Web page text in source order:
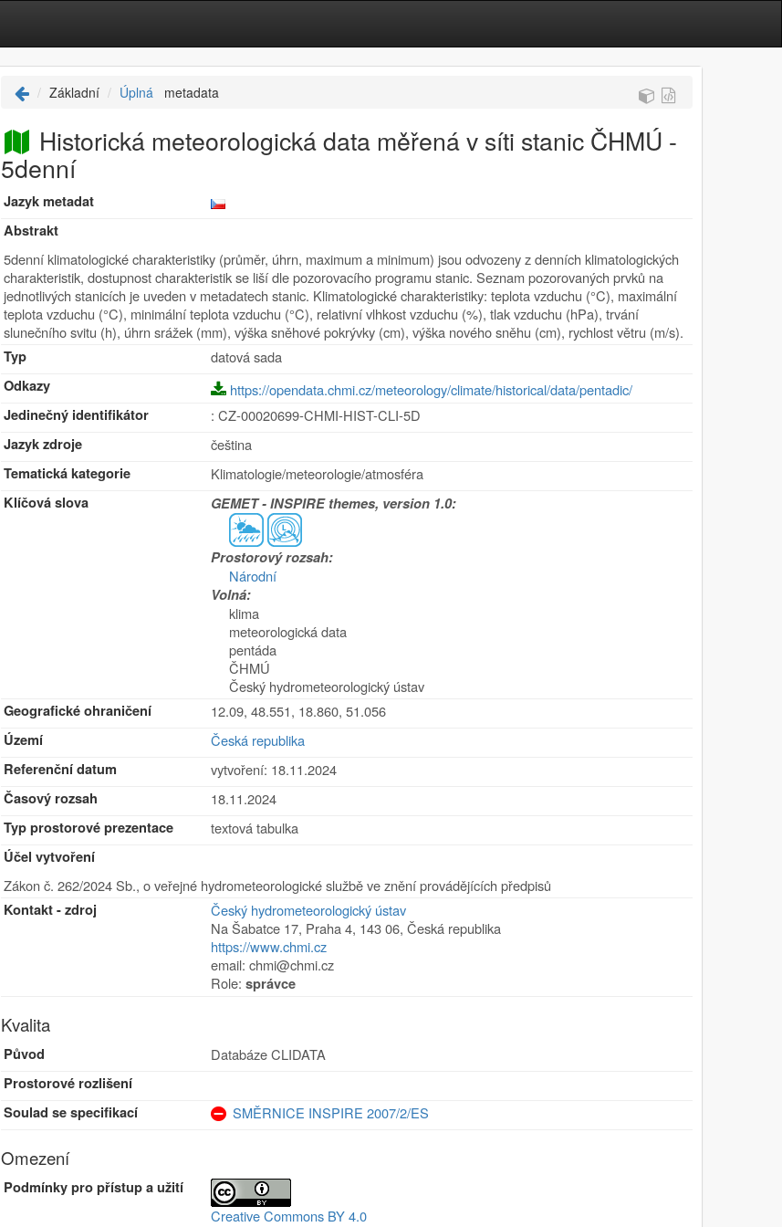
Základní Úplná metadata
Historická meteorologická data měřená v síti stanic ČHMÚ -
5denní
Jazyk metadat
Abstrakt
5denní klimatologické charakteristiky (průměr, úhrn, maximum a minimum) jsou odvozeny z denních klimatologických
charakteristik, dostupnost charakteristik se liší dle pozorovacího programu stanic. Seznam pozorovaných prvků na
jednotlivých stanicích je uveden v metadatech stanic. Klimatologické charakteristiky: teplota vzduchu (°C), maximální
teplota vzduchu (°C), minimální teplota vzduchu (°C), relativní vlhkost vzduchu (%), tlak vzduchu (hPa), trvání
slunečního svitu (h), úhrn srážek (mm), výška sněhové pokrývky (cm), výška nového sněhu (cm), rychlost větru (m/s).
Typ
datová sada
Odkazy
https://opendata.chmi.cz/meteorology/climate/historical/data/pentadic/
Jedinečný identifikátor
: CZ-00020699-CHMI-HIST-CLI-5D
Jazyk zdroje
čeština
Tematická kategorie
Klimatologie/meteorologie/atmosféra
Klíčová slova
GEMET - INSPIRE themes, version 1.0:
Prostorový rozsah:
Národní
Volná:
klima
meteorologická data
pentáda
ČHMÚ
Český hydrometeorologický ústav
Geografické ohraničení
12.09, 48.551, 18.860, 51.056
Území
Česká republika
Referenční datum
vytvoření: 18.11.2024
Časový rozsah
18.11.2024
Typ prostorové prezentace
textová tabulka
Účel vytvoření
Zákon č. 262/2024 Sb., o veřejné hydrometeorologické službě ve znění provádějících předpisů
Kontakt - zdroj
Český hydrometeorologický ústav
Na Šabatce 17, Praha 4, 143 06,Česká republika
https://www.chmi.cz
email: chmi@chmi.cz
Role:správce
Kvalita
Původ
Databáze CLIDATA
Prostorové rozlišení
Soulad se specifikací
SMĚRNICE INSPIRE 2007/2/ES
Omezení
Podmínky pro přístup a užití
Creative Commons BY 4.0